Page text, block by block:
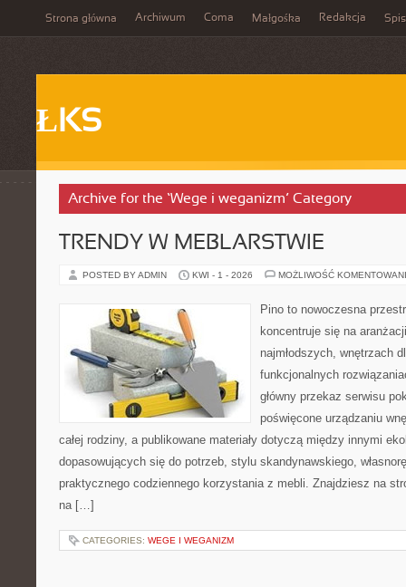
Strona główna Archiwum Coma Małgośka Redakcja
ŁKS
Archive for the ‘Wege i weganizm’ Category
TRENDY W MEBLARSTWIE
POSTED BY ADMIN KWI - 1 - 2026 MOŻLIWOŚĆ
Pino to nowoczesna
koncentruje się na
najmłodszych, wnętrzach
funkcjonalnych
główny przekaz serwisu
poświęcone urządzaniu
całej rodziny, a publikowane materiały dotyczą między innymi
dopasowujących się do potrzeb, stylu skandynawskiego,
praktycznego codziennego korzystania z mebli. Znajdziesz na
na […]
CATEGORIES: WEGE I WEGANIZM